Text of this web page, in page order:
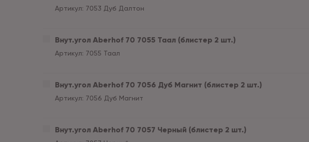
Артикул: 7053 Дуб Далтон
Внут.угол Aberhof 70 7055 Таал (блистер 2 шт.)
Артикул: 7055 Таал
Внут.угол Aberhof 70 7056 Дуб Магнит (блистер 2 шт.)
Артикул: 7056 Дуб Магнит
Внут.угол Aberhof 70 7057 Черный (блистер 2 шт.)